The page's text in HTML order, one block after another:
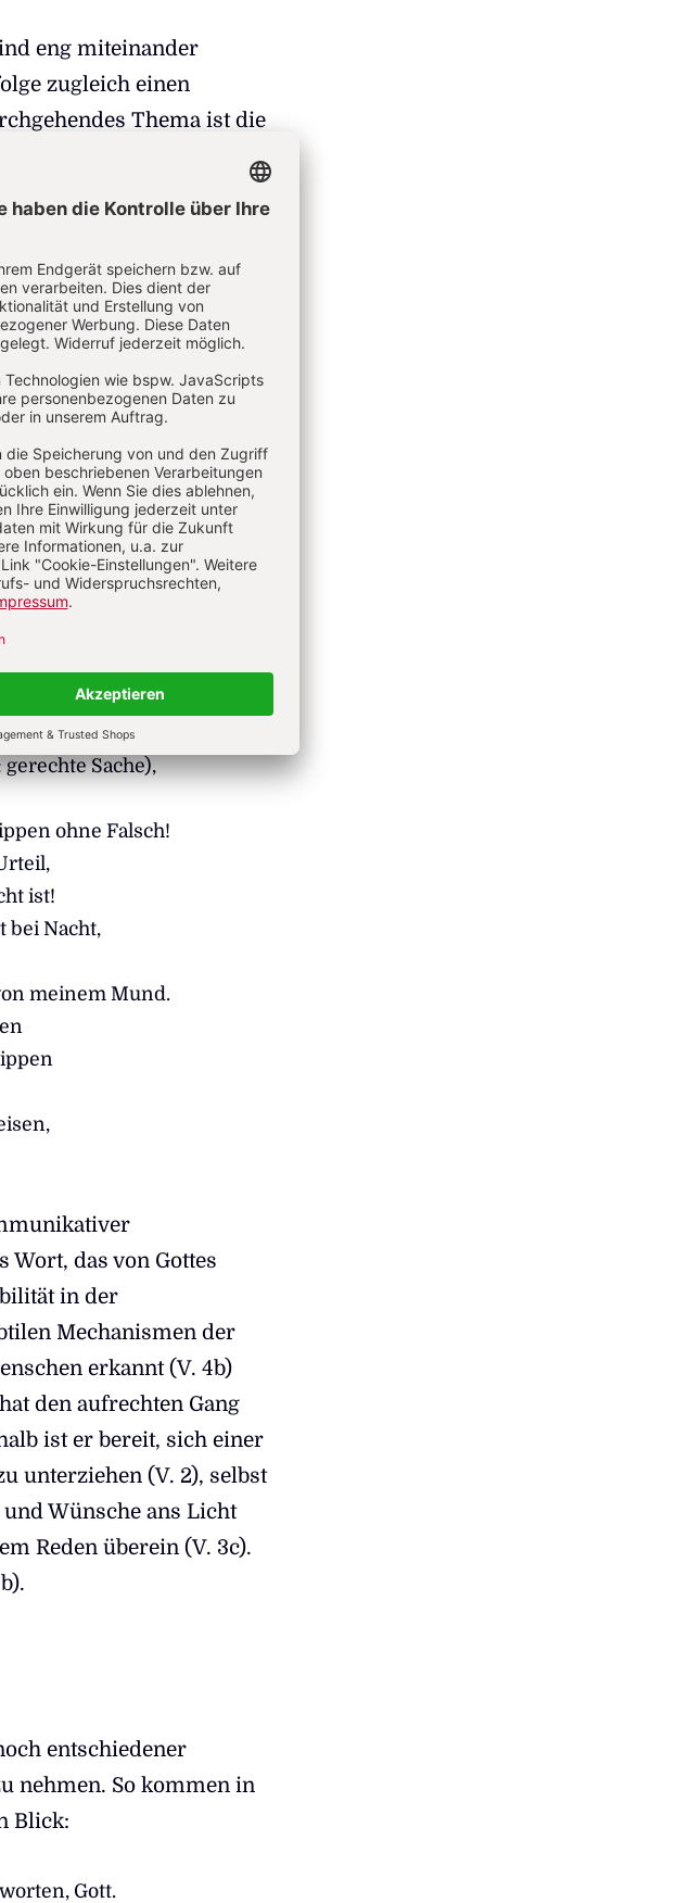
eng miteinander
zugleich einen
Thema ist die
Stichwort steht am
gerechte Sache),
ohne Falsch!
Gestalt.
seiner
zu unterziehen,
Der Beter beteuert
(V. 1–5):
gerechte Sache),
ohne Falsch!
ist!
bei Nacht,
meinem Mund.
Wort, das von Gottes
in der
Mechanismen der
erkannt (V. 4b)
den aufrechten Gang
ist er bereit, sich einer
unterziehen (V. 2), selbst
Wünsche ans Licht
Reden überein (V. 3c).
entschiedener
nehmen. So kommen in
Blick:
Gott.